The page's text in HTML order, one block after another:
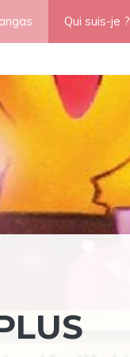
Qui suis-je ?